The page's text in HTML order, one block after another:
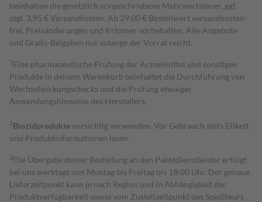
beinhalten die gesetzlich vorgeschriebene Mehrwertsteuer, ggf.
zzgl. 3,95 € Versandkosten. Ab 29,00 € Bestell­wert versand­kosten­
frei. Preisänderungen und Irrtümer vorbehalten. Alle Angebote
und Gratis-Beigaben nur solange der Vorrat reicht.
1 Eine pharmazeutische Prüfung der Arzneimittel und sonstigen
Produkte in deinem Warenkorb beinhaltet die Durchführung von
Wechselwirkungschecks und die Prüfung etwaiger
Anwendungshinweise des Herstellers.
2Biozidproduktevorsichtig verwenden. Vor Gebrauch stets Etikett
und Produktinformationen lesen.
3Die Übergabe deiner Bestellung an den Paketdienstleister erfolgt
bei uns werktags von Montag bis Freitag bis 18:00 Uhr. Der genaue
Lieferzeitpunkt kann je nach Region und in Abhängigkeit der
Produktverfügbarkeit sowie vom Zustellzeitpunkt des Spediteurs